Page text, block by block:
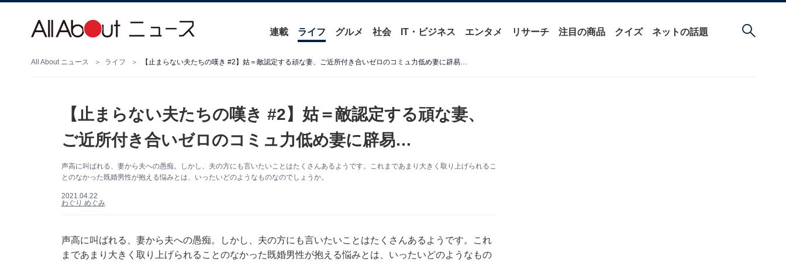
連載 ライフ グルメ 社会 IT・ビジネス エンタメ リサーチ 注目の商品 クイズ ネットの話題
All About ニュース ライフ 【止まらない夫たちの嘆き #2】姑＝敵認定する頑な妻、ご近所付き合いゼロのコミュ力低め妻に辟易…
【止まらない夫たちの嘆き #2】姑＝敵認定する頑な妻、
ご近所付き合いゼロのコミュ力低め妻に辟易…
声高に叫ばれる、妻から夫への愚痴。しかし、夫の方にも言いたいことはたくさんあるようです。これまであまり大きく取り上げられるこ
とのなかった既婚男性が抱える悩みとは、いったいどのようなものなのでしょうか。
2021.04.22
わぐり めぐみ
声高に叫ばれる、妻から夫への愚痴。しかし、夫の方にも言いたいことはたくさんあるようです。これ
まであまり大きく取り上げられることのなかった既婚男性が抱える悩みとは、いったいどのようなもの